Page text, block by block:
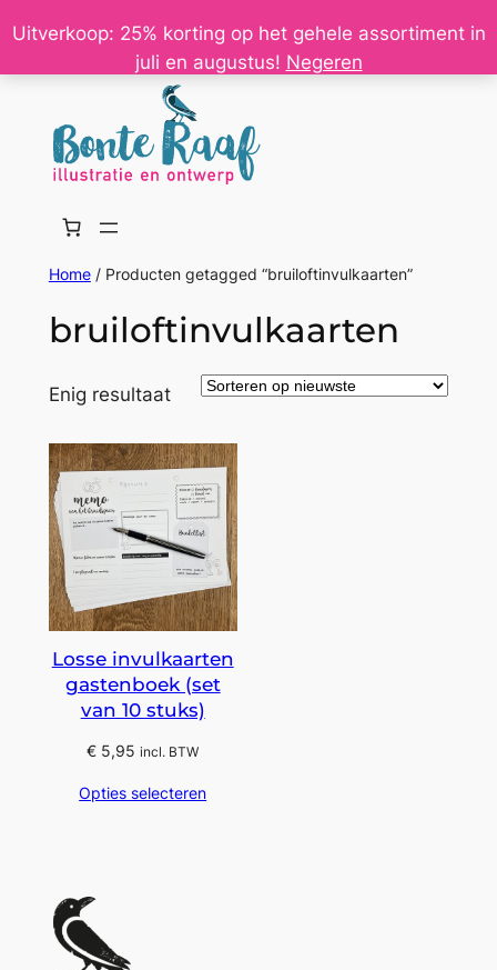
Uitverkoop: 25% korting op het gehele assortiment in
juli en augustus! Negeren
Ga
de
Home/ Producten getagged “bruiloftinvulkaarten”
bruiloftinvulkaarten
Enig resultaat
Losse invulkaarten
gastenboek (set
van 10 stuks)
€ 5,95 incl. BTW
Opties selecteren